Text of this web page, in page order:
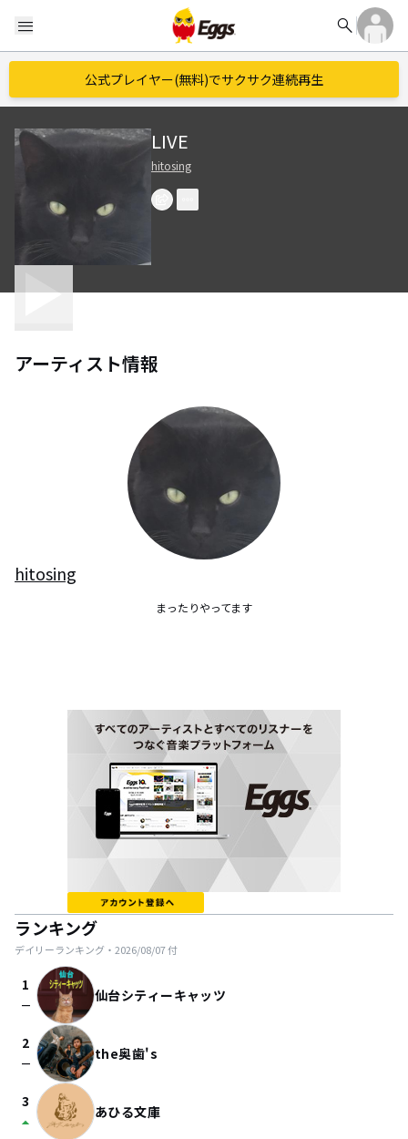
menu search
公式プレイヤー(無料)でサクサク連続再生
LIVE
hitosing
アーティスト情報
hitosing
まったりやってます
ランキング
デイリーランキング・ 2026/08/07付
1
check_indeterminate_small 仙台シティーキャッツ
2
check_indeterminate_small the奥歯's
3
arrow_drop_up あひる文庫